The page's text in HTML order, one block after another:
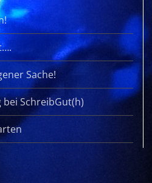
Sache!
SchreibGut(h)